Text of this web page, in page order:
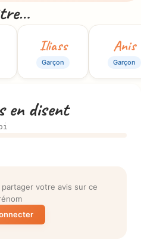
Iliass
Garçon
Anis
Garçon
en disent
votre avis sur ce